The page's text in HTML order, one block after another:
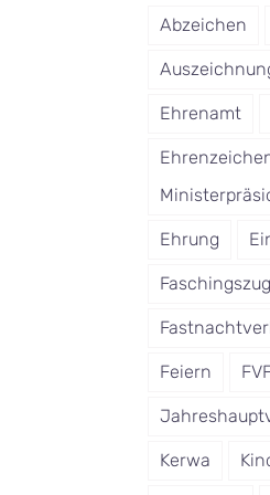
Abzeichen
Ehrenamt
Ehrung
Faschingszug
Feiern
Kerwa